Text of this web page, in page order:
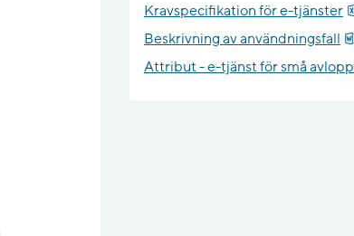
Kravspecifikation för e-tjänster
Beskrivning av användningsfall
Attribut - e-tjänst för små avlopp